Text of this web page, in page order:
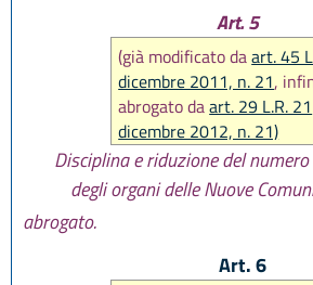
Art. 5
(già modificato daart. 45
dicembre 2011, n. 21,
abrogato daart. 29 L.R. 21
dicembre 2012, n. 21)
Disciplina e riduzione del
degli organi delle Nuove
abrogato.
Art. 6